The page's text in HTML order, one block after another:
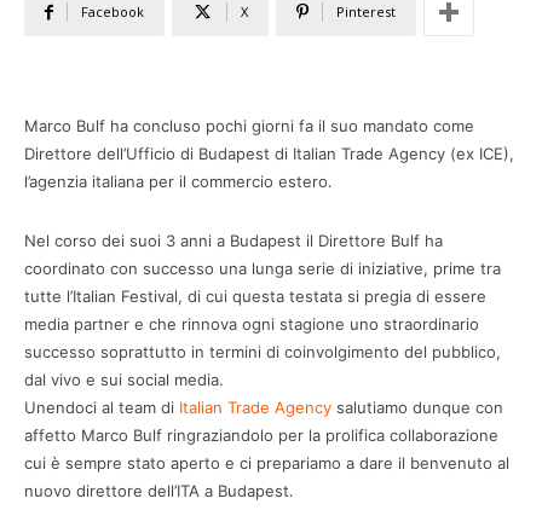
Facebook X Pinterest
Marco Bulf ha concluso pochi giorni fa il suo mandato come
Direttore dell’Ufficio di Budapest di Italian Trade Agency (ex ICE),
l’agenzia italiana per il commercio estero.
Nel corso dei suoi 3 anni a Budapest il Direttore Bulf ha
coordinato con successo una lunga serie di iniziative, prime tra
tutte l’Italian Festival, di cui questa testata si pregia di essere
media partner e che rinnova ogni stagione uno straordinario
successo soprattutto in termini di coinvolgimento del pubblico,
dal vivo e sui social media.
Unendoci al team di Italian Trade Agency salutiamo dunque con
affetto Marco Bulf ringraziandolo per la prolifica collaborazione
cui è sempre stato aperto e ci prepariamo a dare il benvenuto al
nuovo direttore dell’ITA a Budapest.